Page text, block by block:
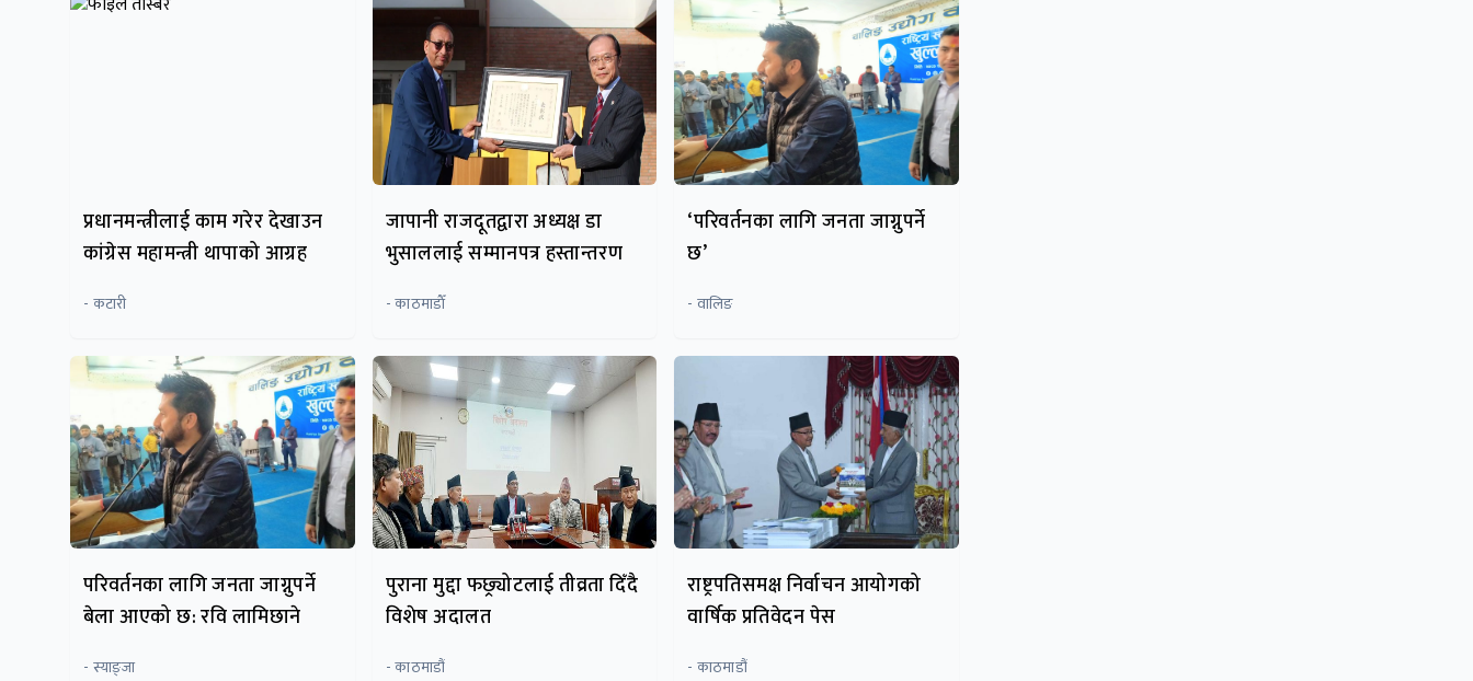
प्रधानमन्त्रीलाई काम गरेर देखाउन
कांग्रेस महामन्त्री थापाको आग्रह
- कटारी
जापानी राजदूतद्वारा अध्यक्ष डा
भुसाललाई सम्मानपत्र हस्तान्तरण
- काठमाडाैँ
‘परिवर्तनका लागि जनता जाग्नुपर्ने
छ’
- वालिङ
परिवर्तनका लागि जनता जाग्नुपर्ने
बेला आएको छ: रवि लामिछाने
- स्याङ्जा
पुराना मुद्दा फछ्र्योटलाई तीव्रता दिँदै
विशेष अदालत
- काठमाडौं
राष्ट्रपतिसमक्ष निर्वाचन आयोगको
वार्षिक प्रतिवेदन पेस
- काठमाडौं